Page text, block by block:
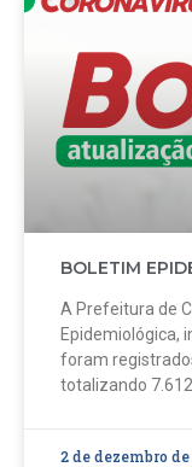
BOLETIM
A Prefeitura de
Epidemiológica,
foram
totalizando
2 de dezembro de